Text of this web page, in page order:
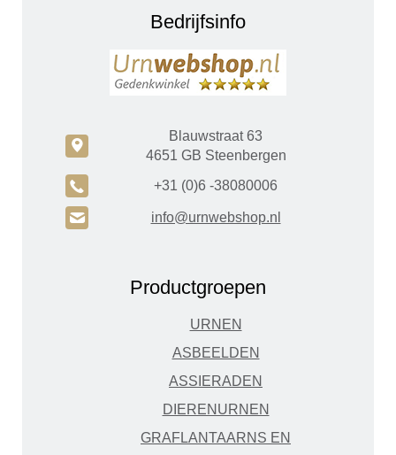
Bedrijfsinfo
c
Blauwstraat 63
4651 GB Steenbergen
A +31 (0)6 -38080006
H info@urnwebshop.nl
Productgroepen
URNEN
ASBEELDEN
ASSIERADEN
DIERENURNEN
GRAFLANTAARNS EN